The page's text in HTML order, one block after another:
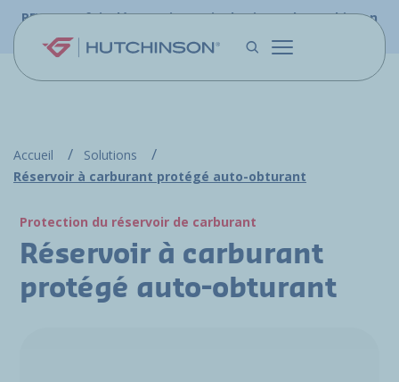
Aller au contenu principal
PFW.aero fait désormais partie du site web Hutchinson
Accueil
Solutions
Réservoir à carburant protégé auto-obturant
Protection du réservoir de carburant
Réservoir à carburant
protégé auto-obturant